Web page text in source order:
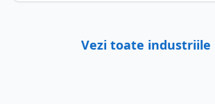
Vezi toate industriile